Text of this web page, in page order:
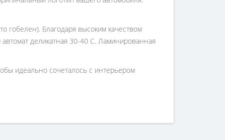
гобелен). Благодаря высоким качеством
деликатная 30-40 С. Ламинированная
идеально сочеталось с интерьером